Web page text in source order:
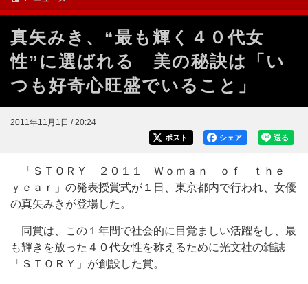
真矢みき、“最も輝く４０代女
性”に選ばれる 美の秘訣は「い
つも好奇心旺盛でいること」
2011年11月1日 / 20:24
送る
シェア
ポスト
「ＳＴＯＲＹ ２０１１ Ｗｏｍａｎ ｏｆ ｔｈｅ
ｙｅａｒ」の発表授賞式が１日、東京都内で行われ、女優
の真矢みきが登場した。
同賞は、この１年間で社会的に目覚ましい活躍をし、最
も輝きを放った４０代女性を称えるために光文社の雑誌
「ＳＴＯＲＹ」が創設した賞。